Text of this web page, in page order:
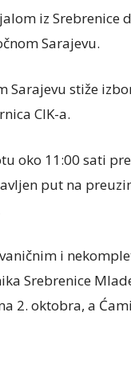
iz Srebrenice
Sarajevu.
Sarajevu stiže
CIK-a.
oko 11:00 sati
put na
i
Srebrenice
2. oktobra, a